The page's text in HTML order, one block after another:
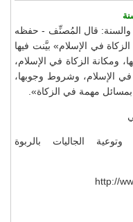
والسنة: قال المُصنِّف - حفظه
في الإسلام» بيَّنت فيها
ومكانة الزكاة في الإسلام،
في الإسلام، وشروط وجوبها،
مهمة في الزكاة».
الجاليات بالربوة
http://